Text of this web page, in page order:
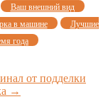
Ваш внешний вид
в машине
Лучшие
года
от подделки
→